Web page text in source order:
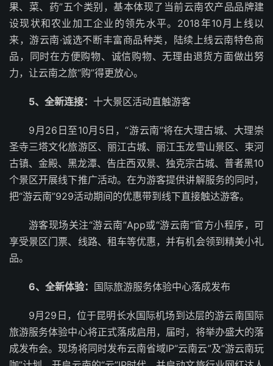
果、菜、药”五个类别，基本体现了当前云南农产品品牌建
设现状和农业加工企业的领先水平。2018年10月上线以
来，游云南·诚选不断丰富商品种类，陆续上线云南特色商
品，同时在方便购物、诚信购物、无理由退货方面做出努
力，让云南之旅“购”得更放心。
5、 全新连接： 十大景区活动直触游客
9月26日至10月5日，“游云南”将在大理古城、大理崇
圣寺三塔文化旅游区、丽江古城、丽江玉龙雪山景区、束河
古镇、金殿、黑龙潭、告庄西双景、独克宗古城、普者黑10
个景区开展线下推广活动。在为游客提供讲解服务的同时，
把“游云南”929活动期间的优惠带到线下直接触达游客。
游客现场关注“游云南”App或“游云南”官方小程序，可
享受景区门票、线路、租车等优惠，并有机会领到精美小礼
品。
6、 全新体验： 国际旅游服务体验中心落成发布
9月29日，位于昆明长水国际机场到达层的游云南国际
旅游服务体验中心将正式落成启用，届时，将举办盛大的落
成发布会。现场将同时发布云南省域IP“云南云”及“游云南玩